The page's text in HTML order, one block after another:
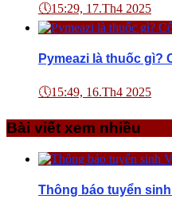
🕔15:29, 17.Th4 2025
Pymeazi là thuốc gì?
🕔15:49, 16.Th4 2025
Bài viết xem nhiều
Thông báo tuyển